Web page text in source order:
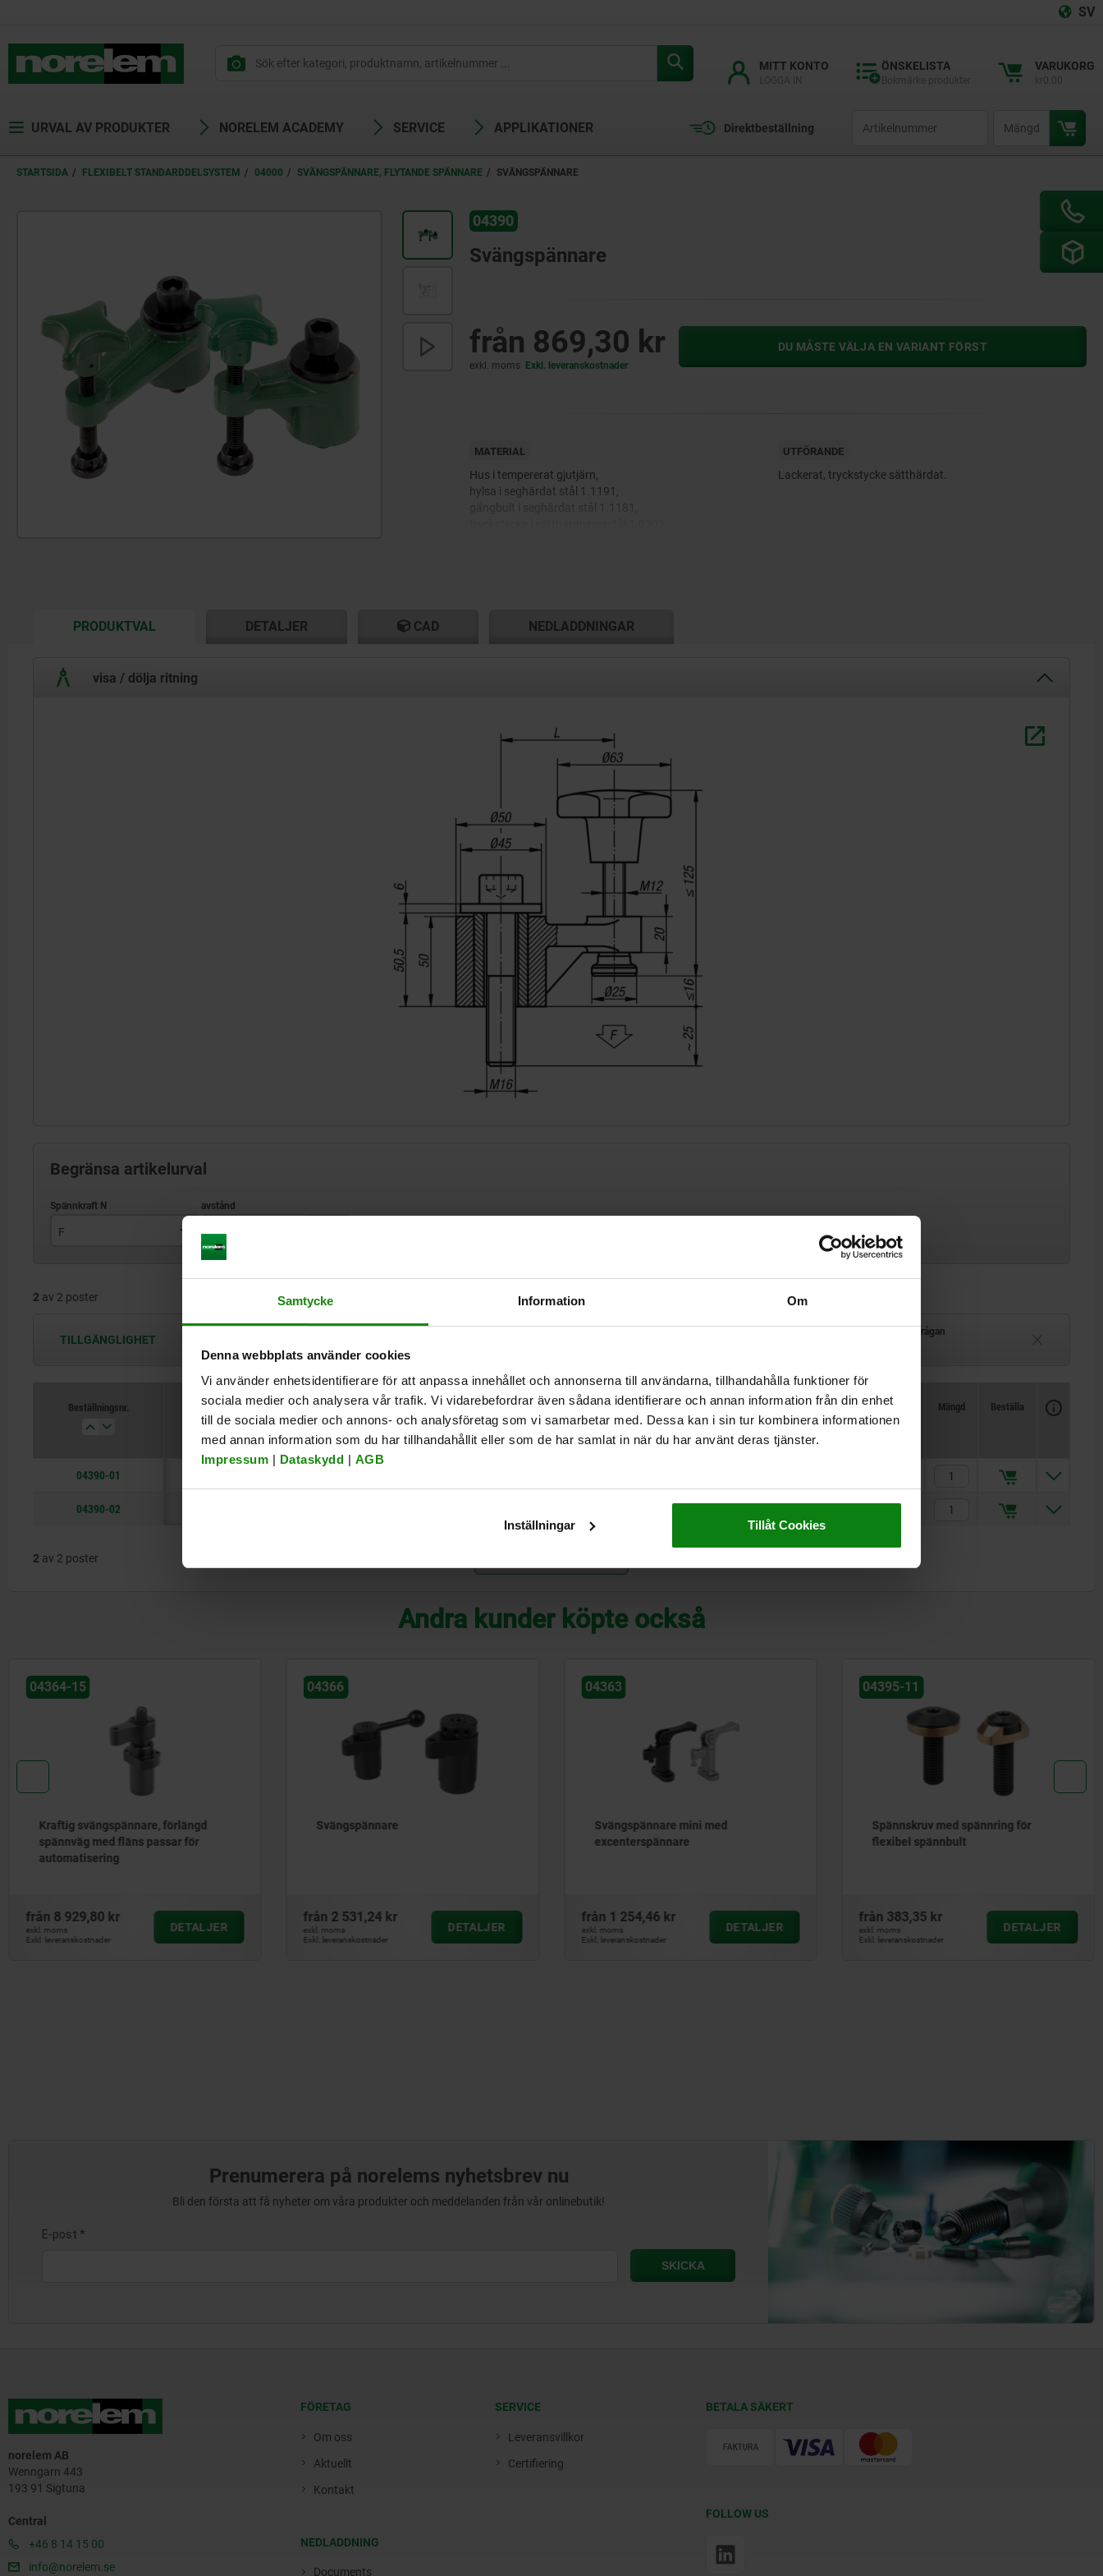
Samtycke Information Om
Denna webbplats använder cookies
Vi använder enhetsidentifierare för att anpassa innehållet och annonserna till användarna, tillhandahålla funktioner för
sociala medier och analysera vår trafik. Vi vidarebefordrar även sådana identifierare och annan information från din enhet
till de sociala medier och annons- och analysföretag som vi samarbetar med. Dessa kan i sin tur kombinera informationen
med annan information som du har tillhandahållit eller som de har samlat in när du har använt deras tjänster.
Impressum | Dataskydd | AGB
Inställningar Tillåt Cookies
SV
MITT KONTO ÖNSKELISTA VARUKORG
URVAL AV PRODUKTER NORELEM ACADEMY SERVICE APPLIKATIONER Direktbeställning
STARTSIDA FLEXIBELT STANDARDDELSYSTEM 04000 SVÄNGSPÄNNARE, FLYTANDE SPÄNNARE SVÄNGSPÄNNARE
04390
Svängspännare
från 869,30 kr
exkl. moms Exkl. leveranskostnader
DU MÅSTE VÄLJA EN VARIANT FÖRST
MATERIAL
Hus i tempererat gjutjärn,
hylsa i seghärdat stål 1.1191,
UTFÖRANDE
Lackerat, tryckstycke sätthärdat.
PRODUKTVAL DETALJER CAD NEDLADDNINGAR
visa / dölja ritning
Begränsa artikelurval
F
5000
L
2 av 2 poster FÖRSTORA TABELL
TILLGÄNGLIGHET
Leveranstid på förfrågan
Beställningsnr.
F
L
CAD
Tillgänglighet
Pris
Mängd Beställa
04390-01
04390-02
2 av 2 poster
Andra kunder köpte också
04364-15
Kraftig svängspännare, förlängd
spännväg med fläns passar för
automatisering
från 8 929,80 kr
exkl. moms
Exkl. leveranskostnader
DETALJER
04366
Svängspännare
från 2 531,24 kr
exkl. moms
Exkl. leveranskostnader
DETALJER
04363
Svängspännare mini med
excenterspännare
från 1 254,46 kr
exkl. moms
Exkl. leveranskostnader
DETALJER
04395-11
Spännskruv med spännring för
flexibel spännbult
från 383,35 kr
exkl. moms
Exkl. leveranskostnader
DETALJER
Prenumerera på norelems nyhetsbrev nu
Bli den första att få nyheter om våra produkter och meddelanden från vår onlinebutik!
norelem AB
Wenngarn 443
193 91 Sigtuna
Central
+46 8 14 15 00
info@norelem.se
FÖRETAG
Om oss
Aktuellt
Kontakt
NEDLADDNING
Documents
SERVICE
Leveransvillkor
Certifiering
BETALA SÄKERT
FOLLOW US